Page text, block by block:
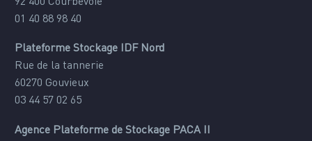
01 40 88 98 40
Plateforme Stockage IDF Nord
Rue de la tannerie
60270 Gouvieux
03 44 57 02 65
Agence Plateforme de Stockage PACA II